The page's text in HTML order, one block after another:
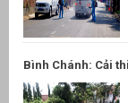
Bình Chánh: Cải